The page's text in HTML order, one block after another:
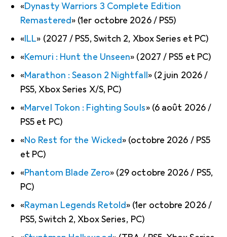
«Dynasty Warriors 3 Complete Edition
Remastered» (1er octobre 2026 / PS5)
«ILL» (2027 / PS5, Switch 2, Xbox Series et PC)
«Kemuri : Hunt the Unseen» (2027 / PS5 et PC)
«Marathon : Season 2 Nightfall» (2 juin 2026 /
PS5, Xbox Series X/S, PC)
«Marvel Tokon : Fighting Souls» (6 août 2026 /
PS5 et PC)
«No Rest for the Wicked» (octobre 2026 / PS5
et PC)
«Phantom Blade Zero» (29 octobre 2026 / PS5,
PC)
«Rayman Legends Retold» (1er octobre 2026 /
PS5, Switch 2, Xbox Series, PC)